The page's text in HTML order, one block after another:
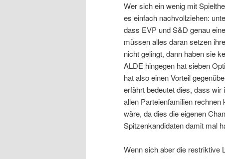
Wer sich ein wenig mit
es einfach nachvollziehen:
dass EVP und S&D genau
müssen alles daran setzen
nicht gelingt, dann haben sie
ALDE hingegen hat sieben
hat also einen Vorteil
erfährt bedeutet dies, dass
allen Parteienfamilien rechnen
wäre, da dies die eigenen
Spitzenkandidaten damit mal
Wenn sich aber die restriktive